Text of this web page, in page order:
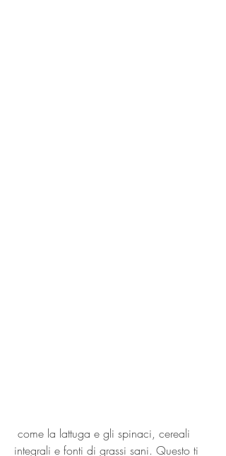
integrali e fonti di grassi sani. Questo ti